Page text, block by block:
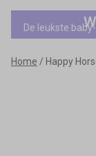
Happy
Horse
Money
De leukste
Home Happy